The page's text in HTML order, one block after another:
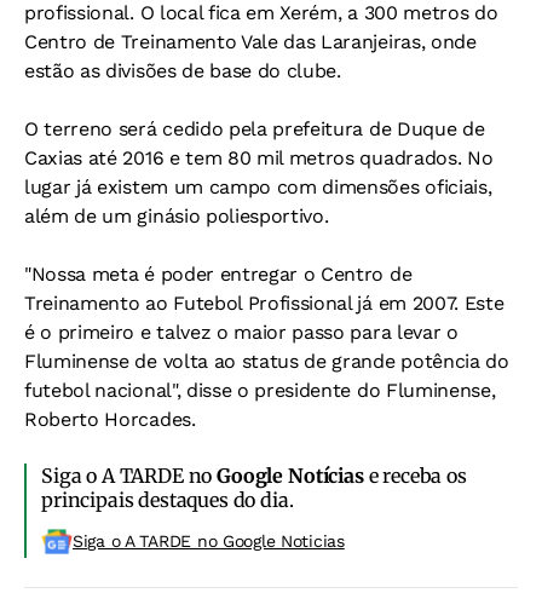
profissional. O local fica em Xerém, a 300 metros do
Centro de Treinamento Vale das Laranjeiras, onde
estão as divisões de base do clube.
O terreno será cedido pela prefeitura de Duque de
Caxias até 2016 e tem 80 mil metros quadrados. No
lugar já existem um campo com dimensões oficiais,
além de um ginásio poliesportivo.
"Nossa meta é poder entregar o Centro de
Treinamento ao Futebol Profissional já em 2007. Este
é o primeiro e talvez o maior passo para levar o
Fluminense de volta ao status de grande potência do
futebol nacional", disse o presidente do Fluminense,
Roberto Horcades.
Siga o A TARDE noGoogle Notíciase receba os
principais destaques do dia.
Siga o A TARDE no Google Noticias